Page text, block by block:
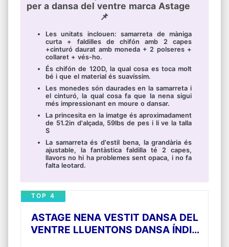
per a dansa del ventre marca Astage
📌
Les unitats inclouen: samarreta de màniga
curta + faldilles de chifón amb 2 capes
+cinturó daurat amb moneda + 2 polseres +
collaret + vés-ho.
És chifón de 120D, la qual cosa es toca molt
bé i que el material és suavíssim.
Les monedes són daurades en la samarreta i
el cinturó, la qual cosa fa que la nena sigui
més impressionant en moure o dansar.
La princesita en la imatge és aproximadament
de 51.2in d'alçada, 59lbs de pes i li ve la talla
S
La samarreta és d'estil bena, la grandària és
ajustable, la fantàstica faldilla té 2 capes,
llavors no hi ha problemes sent opaca, i no fa
falta leotard.
ASTAGE NENA VESTIT DANSA DEL
VENTRE LLUENTONS DANSA ÍNDIA
TOP 4